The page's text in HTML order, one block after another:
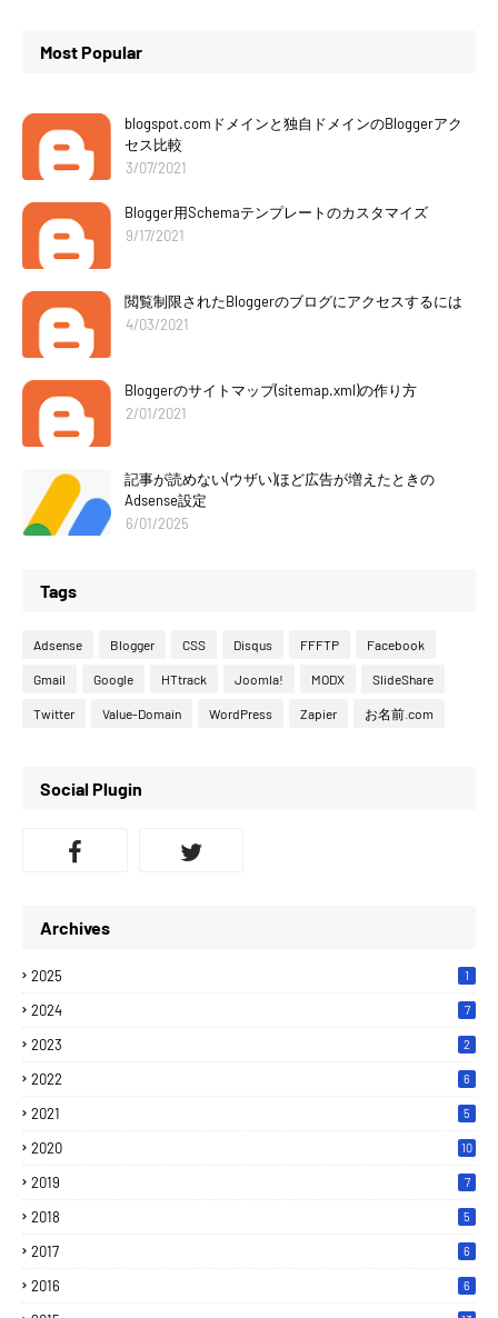
Most Popular
blogspot.comドメインと独自ドメインのBloggerアク
セス比較
3/07/2021
Blogger用Schemaテンプレートのカスタマイズ
9/17/2021
閲覧制限されたBloggerのブログにアクセスするには
4/03/2021
Bloggerのサイトマップ(sitemap.xml)の作り方
2/01/2021
記事が読めない(ウザい)ほど広告が増えたときの
Adsense設定
6/01/2025
Tags
Adsense Blogger CSS Disqus FFFTP Facebook
Gmail Google HTtrack Joomla! MODX SlideShare
Twitter Value-Domain WordPress Zapier お名前.com
Social Plugin
Archives
2025 1
2024 7
2023 2
2022 6
2021 5
2020 10
2019 7
2018 5
2017 6
2016 6